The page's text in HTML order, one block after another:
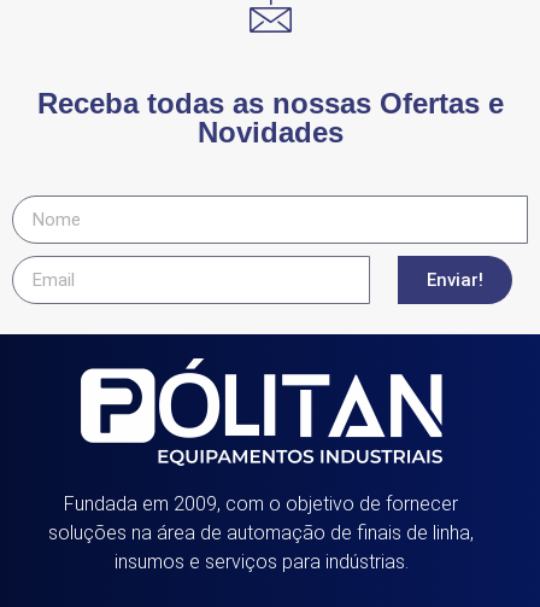
Receba todas as nossas Ofertas e
Novidades
Enviar!
Fundada em 2009, com o objetivo de fornecer
soluções na área de automação de finais de linha,
insumos e serviços para indústrias.